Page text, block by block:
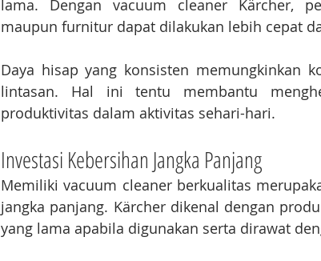
lama. Dengan vacuum cleaner Kärcher,
maupun furnitur dapat dilakukan lebih cepat
Daya hisap yang konsisten memungkinkan
lintasan. Hal ini tentu membantu
produktivitas dalam aktivitas sehari-hari.
Investasi Kebersihan Jangka Panjang
Memiliki vacuum cleaner berkualitas
jangka panjang. Kärcher dikenal dengan
yang lama apabila digunakan serta dirawat